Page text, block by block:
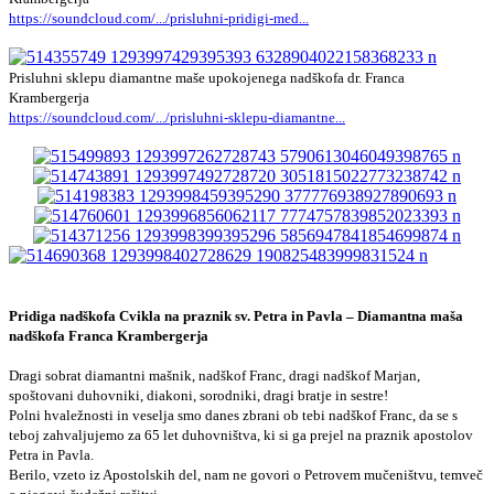
https://soundcloud.com/.../prisluhni-pridigi-med...
Prisluhni sklepu diamantne maše upokojenega nadškofa dr. Franca
Krambergerja
https://soundcloud.com/.../prisluhni-sklepu-diamantne...
Pridiga nadškofa Cvikla na praznik sv. Petra in Pavla – Diamantna maša
nadškofa Franca Krambergerja
Dragi sobrat diamantni mašnik, nadškof Franc, dragi nadškof Marjan,
spoštovani duhovniki, diakoni, sorodniki, dragi bratje in sestre!
Polni hvaležnosti in veselja smo danes zbrani ob tebi nadškof Franc, da se s
teboj zahvaljujemo za 65 let duhovništva, ki si ga prejel na praznik apostolov
Petra in Pavla.
Berilo, vzeto iz Apostolskih del, nam ne govori o Petrovem mučeništvu, temveč